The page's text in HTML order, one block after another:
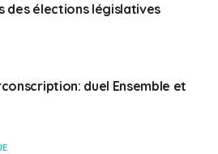
des élections législatives
duel Ensemble et